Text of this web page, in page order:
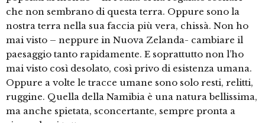
che non sembrano di questa terra. Oppure sono la
nostra terra nella sua faccia più vera, chissà. Non ho
mai visto – neppure in Nuova Zelanda- cambiare il
paesaggio tanto rapidamente. E soprattutto non l’ho
mai visto così desolato, così privo di esistenza umana.
Oppure a volte le tracce umane sono solo resti, relitti,
ruggine. Quella della Namibia è una natura bellissima,
ma anche spietata, sconcertante, sempre pronta a